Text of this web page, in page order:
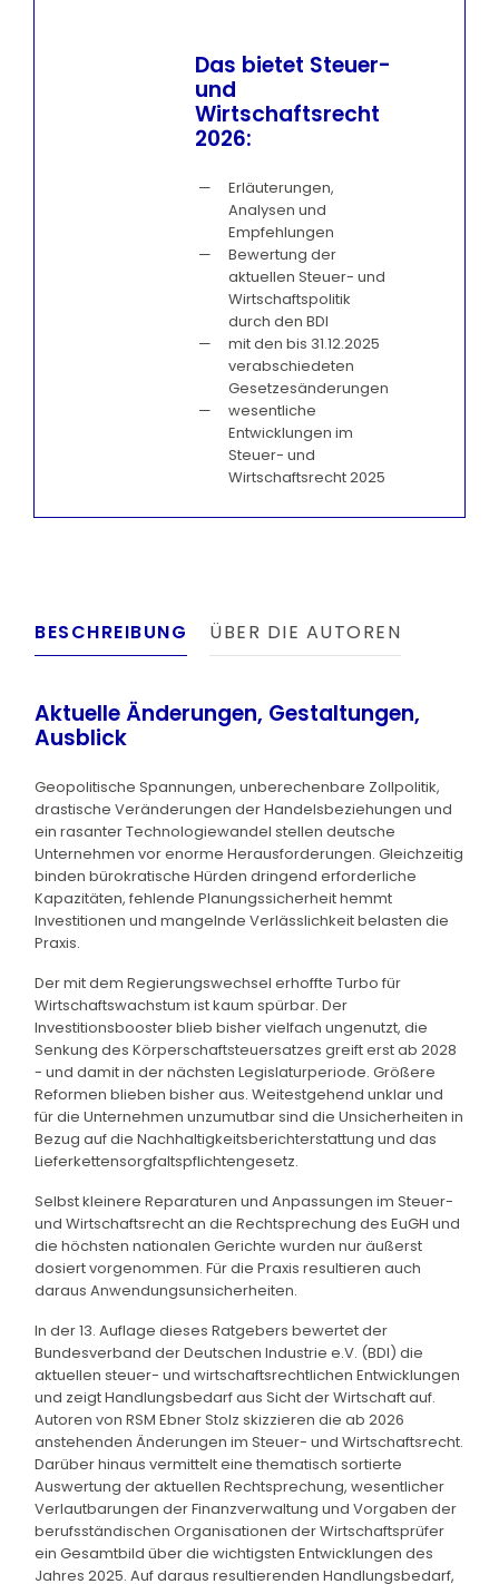
Das bietet Steuer-
und
Wirtschaftsrecht
2026:
Erläuterungen,
Analysen und
Empfehlungen
Bewertung der
aktuellen Steuer- und
Wirtschaftspolitik
durch den BDI
mit den bis 31.12.2025
verabschiedeten
Gesetzesänderungen
wesentliche
Entwicklungen im
Steuer- und
Wirtschaftsrecht 2025
BESCHREIBUNG ÜBER DIE AUTOREN
Aktuelle Änderungen, Gestaltungen,
Ausblick
Geopolitische Spannungen, unberechenbare Zollpolitik,
drastische Veränderungen der Handelsbeziehungen und
ein rasanter Technologiewandel stellen deutsche
Unternehmen vor enorme Herausforderungen. Gleichzeitig
binden bürokratische Hürden dringend erforderliche
Kapazitäten, fehlende Planungssicherheit hemmt
Investitionen und mangelnde Verlässlichkeit belasten die
Praxis.
Der mit dem Regierungswechsel erhoffte Turbo für
Wirtschaftswachstum ist kaum spürbar. Der
Investitionsbooster blieb bisher vielfach ungenutzt, die
Senkung des Körperschaftsteuersatzes greift erst ab 2028
- und damit in der nächsten Legislaturperiode. Größere
Reformen blieben bisher aus. Weitestgehend unklar und
für die Unternehmen unzumutbar sind die Unsicherheiten in
Bezug auf die Nachhaltigkeitsberichterstattung und das
Lieferkettensorgfaltspflichtengesetz.
Selbst kleinere Reparaturen und Anpassungen im Steuer-
und Wirtschaftsrecht an die Rechtsprechung des EuGH und
die höchsten nationalen Gerichte wurden nur äußerst
dosiert vorgenommen. Für die Praxis resultieren auch
daraus Anwendungsunsicherheiten.
In der 13. Auflage dieses Ratgebers bewertet der
Bundesverband der Deutschen Industrie e.V. (BDI) die
aktuellen steuer- und wirtschaftsrechtlichen Entwicklungen
und zeigt Handlungsbedarf aus Sicht der Wirtschaft auf.
Autoren von RSM Ebner Stolz skizzieren die ab 2026
anstehenden Änderungen im Steuer- und Wirtschaftsrecht.
Darüber hinaus vermittelt eine thematisch sortierte
Auswertung der aktuellen Rechtsprechung, wesentlicher
Verlautbarungen der Finanzverwaltung und Vorgaben der
berufsständischen Organisationen der Wirtschaftsprüfer
ein Gesamtbild über die wichtigsten Entwicklungen des
Jahres 2025. Auf daraus resultierenden Handlungsbedarf,